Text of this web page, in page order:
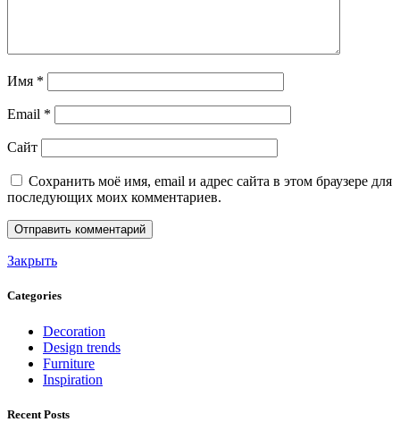
Имя *
Email *
Сайт
Сохранить моё имя, email и адрес сайта в этом браузере для
последующих моих комментариев.
Закрыть
Categories
Decoration
Design trends
Furniture
Inspiration
Recent Posts